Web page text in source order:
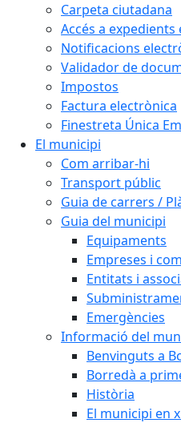
Carpeta ciutadana
Accés a
Notificacions
Validador de
Impostos
Factura electrònica
Finestreta Única
El municipi
Com arribar-hi
Transport públic
Guia de carrers /
Guia del municipi
Equipaments
Empreses i
Entitats i
Emergències
Informació del
Benvinguts a
Borredà a
Història
El municipi en